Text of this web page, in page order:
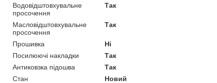
Водовідштовхувальне
просочення
Так
Масловідштовхувальне
просочення
Так
Прошивка
Ні
Посилюючі накладки
Так
Антиковзка підошва
Так
Стан
Новий